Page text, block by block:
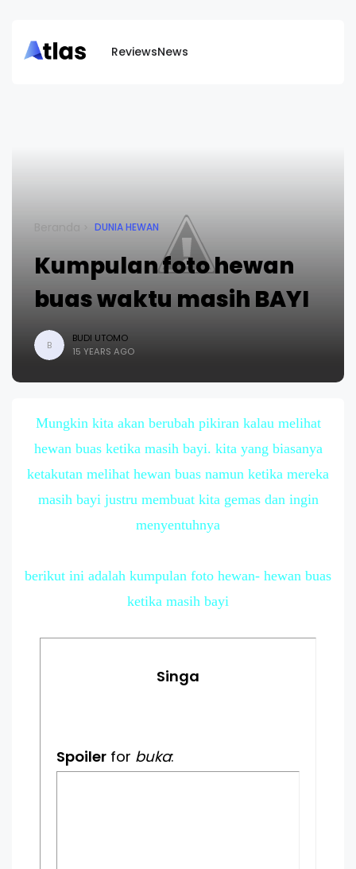
ReviewsNews
Beranda DUNIA HEWAN
Kumpulan foto hewan
buas waktu masih BAYI
B
BUDI UTOMO
15 YEARS AGO
Mungkin kita akan berubah pikiran kalau melihat
hewan buas ketika masih bayi. kita yang biasanya
ketakutan melihat hewan buas namun ketika mereka
masih bayi justru membuat kita gemas dan ingin
menyentuhnya
berikut ini adalah kumpulan foto hewan- hewan buas
ketika masih bayi
Singa
Spoiler for buka: